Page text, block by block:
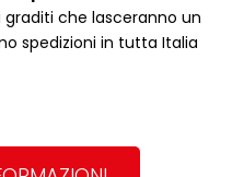
graditi che lasceranno un
spedizioni in tutta Italia